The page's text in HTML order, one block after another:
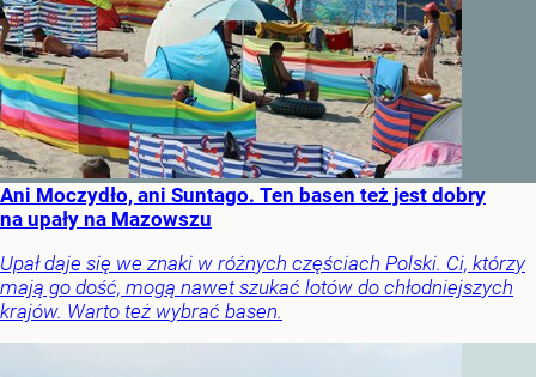
Ani Moczydło, ani Suntago. Ten basen też jest dobry
na upały na Mazowszu
Upał daje się we znaki w różnych częściach Polski. Ci, którzy
mają go dość, mogą nawet szukać lotów do chłodniejszych
krajów. Warto też wybrać basen.